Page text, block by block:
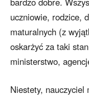
uczniowie, rodzice,
maturalnych (z
oskarżyć za taki
ministerstwo,
Niestety, nauczyciel